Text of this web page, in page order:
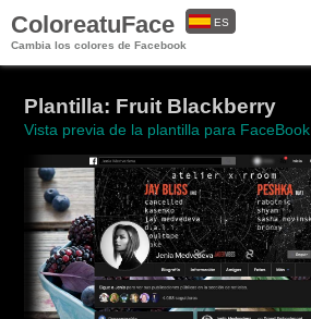
ColoreatuFace
Cambia los colores de Facebook
ES
Plantilla: Fruit Blackberry
Vista previa de la plantilla para FaceBook